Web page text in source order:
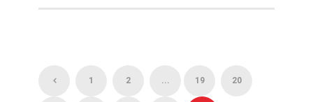
1 2 ... 19 20